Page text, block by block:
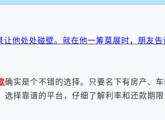
他处处碰壁。就在他一筹莫展时，朋友
确实是个不错的选择。只要名下有房产、
择靠谱的平台，仔细了解利率和还款期